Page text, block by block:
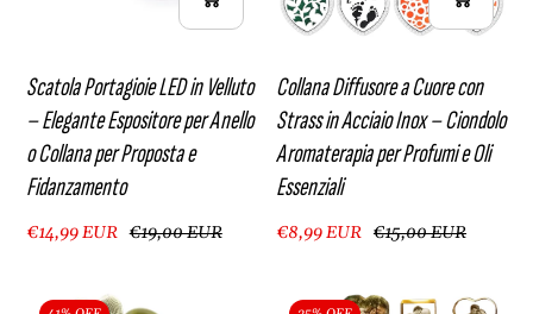
Scatola Portagioie LED in Velluto
– Elegante Espositore per Anello
o Collana per Proposta e
Fidanzamento
€14,99 EUR €19,00 EUR
Collana Diffusore a Cuore con
Strass in Acciaio Inox – Ciondolo
Aromaterapia per Profumi e Oli
Essenziali
€8,99 EUR €15,00 EUR